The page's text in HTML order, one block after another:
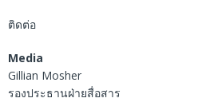
ติดต่อ
Media
Gillian Mosher
รองประธานฝ่ายสื่อสาร